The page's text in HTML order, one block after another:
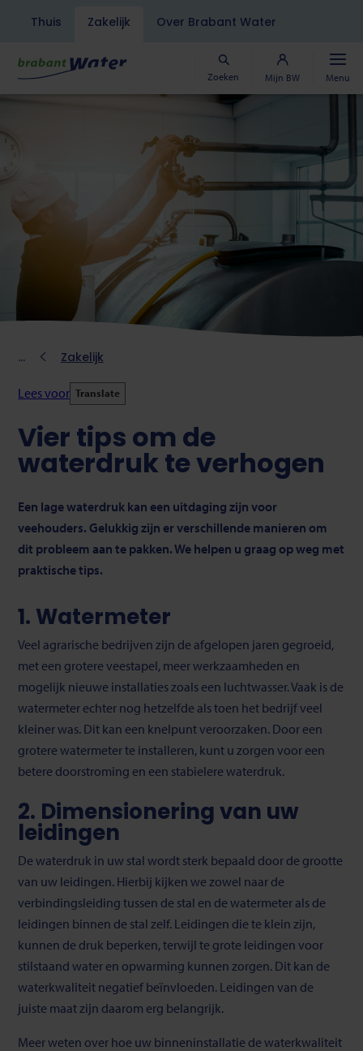
Overslaan
naar
de
Thuis Zakelijk Over Brabant Water
Zoeken Mijn BW Menu
Kruimelpad
Zakelijk
Lees voor Translate
Vier tips om de
waterdruk te verhogen
Een lage waterdruk kan een uitdaging zijn voor
veehouders. Gelukkig zijn er verschillende manieren om
dit probleem aan te pakken. We helpen u graag op weg met
praktische tips.
1. Watermeter
Veel agrarische bedrijven zijn de afgelopen jaren gegroeid,
met een grotere veestapel, meer werkzaamheden en
mogelijk nieuwe installaties zoals een luchtwasser. Vaak is de
watermeter echter nog hetzelfde als toen het bedrijf veel
kleiner was. Dit kan een knelpunt veroorzaken. Door een
grotere watermeter te installeren, kunt u zorgen voor een
betere doorstroming en een stabielere waterdruk.
2. Dimensionering van uw
leidingen
De waterdruk in uw stal wordt sterk bepaald door de grootte
van uw leidingen. Hierbij kijken we zowel naar de
verbindingsleiding tussen de stal en de watermeter als de
leidingen binnen de stal zelf. Leidingen die te klein zijn,
kunnen de druk beperken, terwijl te grote leidingen voor
stilstaand water en opwarming kunnen zorgen. Dit kan de
waterkwaliteit negatief beïnvloeden. Leidingen van de
juiste maat zijn daarom erg belangrijk.
Meer weten over hoe uw binneninstallatie de waterkwaliteit